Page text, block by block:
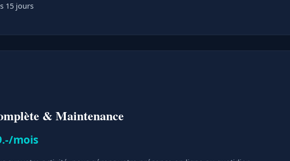
15 jours
& Maintenance
mois